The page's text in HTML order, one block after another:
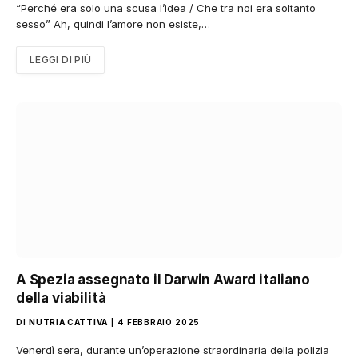
“Perché era solo una scusa l’idea / Che tra noi era soltanto
sesso” Ah, quindi l’amore non esiste,…
LEGGI DI PIÙ
A Spezia assegnato il Darwin Award italiano
della viabilità
DI NUTRIA CATTIVA 4 FEBBRAIO 2025
Venerdì sera, durante un’operazione straordinaria della polizia